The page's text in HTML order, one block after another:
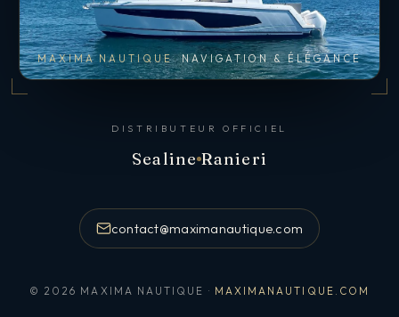
MAXIMA NAUTIQUE NAVIGATION & ÉLÉGANCE
DISTRIBUTEUR OFFICIEL
Sealine Ranieri
contact@maximanautique.com
© 2026 MAXIMA NAUTIQUE · MAXIMANAUTIQUE.COM